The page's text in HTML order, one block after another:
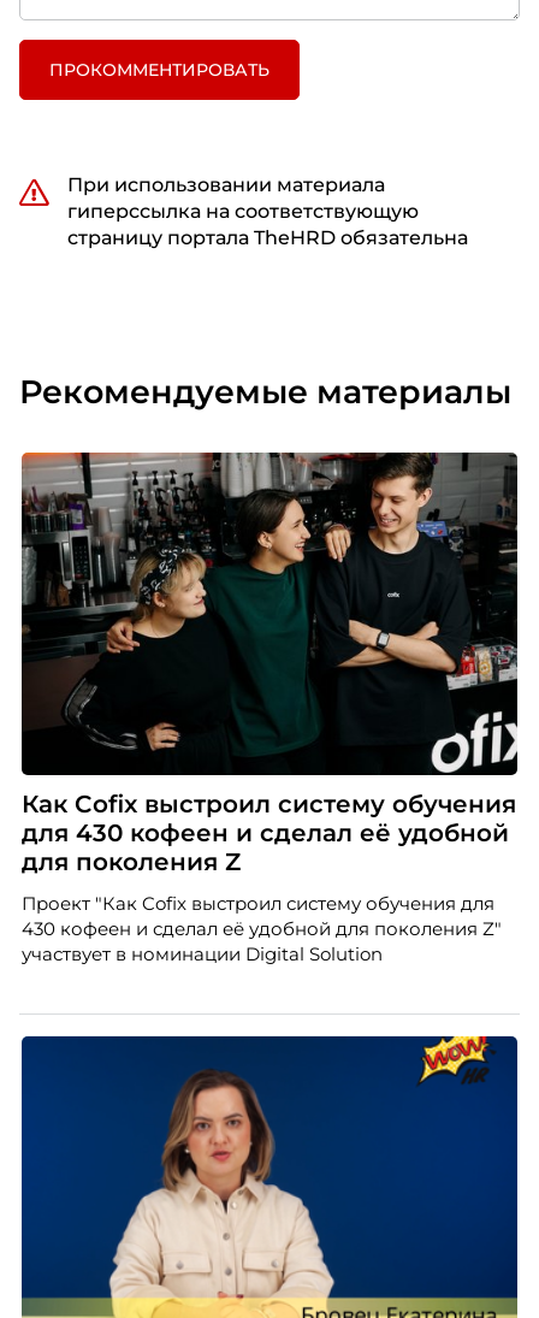
ПРОКОММЕНТИРОВАТЬ
При использовании материала
гиперссылка на соответствующую
страницу портала TheHRD обязательна
Рекомендуемые материалы
Как Cofix выстроил систему обучения
для 430 кофеен и сделал её удобной
для поколения Z
Проект "Как Cofix выстроил систему обучения для
430 кофеен и сделал её удобной для поколения Z"
участвует в номинации Digital Solution